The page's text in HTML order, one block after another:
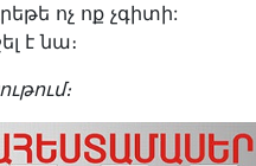
ոչ ոք չգիտի:
է նա։